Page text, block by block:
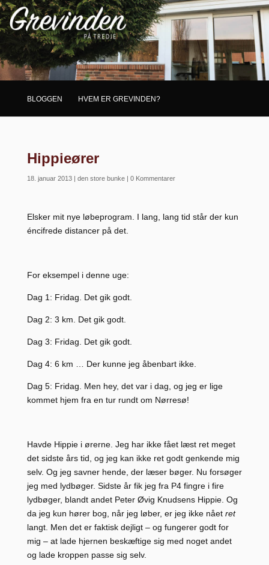
BLOGGEN HVEM ER GREVINDEN?
Hippieører
18. januar 2013| den store bunke| 0 Kommentarer
Elsker mit nye løbeprogram. I lang, lang tid står der kun
éncifrede distancer på det.
For eksempel i denne uge:
Dag 1: Fridag. Det gik godt.
Dag 2: 3 km. Det gik godt.
Dag 3: Fridag. Det gik godt.
Dag 4: 6 km … Der kunne jeg åbenbart ikke.
Dag 5: Fridag. Men hey, det var i dag, og jeg er lige
kommet hjem fra en tur rundt om Nørresø!
Havde Hippie i ørerne. Jeg har ikke fået læst ret meget
det sidste års tid, og jeg kan ikke ret godt genkende mig
selv. Og jeg savner hende, der læser bøger. Nu forsøger
jeg med lydbøger. Sidste år fik jeg fra P4 fingre i fire
lydbøger, blandt andet Peter Øvig Knudsens Hippie. Og
da jeg kun hører bog, når jeg løber, er jeg ikke nået ret
langt. Men det er faktisk dejligt – og fungerer godt for
mig – at lade hjernen beskæftige sig med noget andet
og lade kroppen passe sig selv.